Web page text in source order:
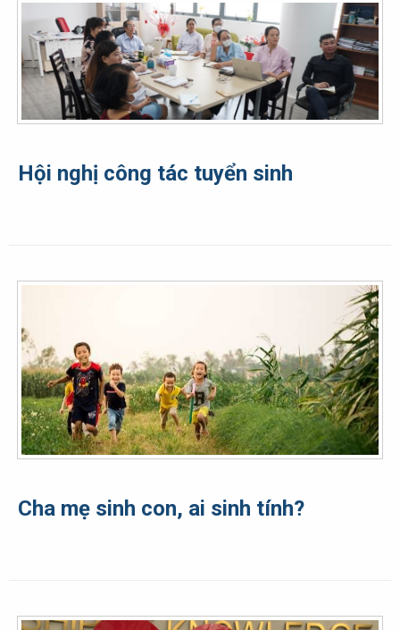
Hội nghị công tác tuyển sinh
Cha mẹ sinh con, ai sinh tính?